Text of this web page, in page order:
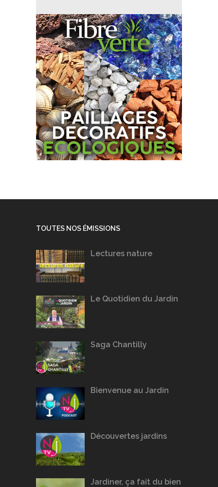
TOUTES NOS ÉMISSIONS
Lectures nature
Le Quotidien du Jardin
Saga Chantilly
Bienvenue au Jardin
Découvertes jardins
Jardiner, ça fait du bien